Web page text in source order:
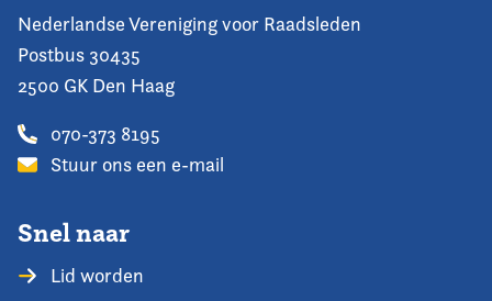
Nederlandse Vereniging voor Raadsleden
Postbus 30435
2500 GK Den Haag
070-373 8195
Stuur ons een e-mail
Snel naar
Lid worden